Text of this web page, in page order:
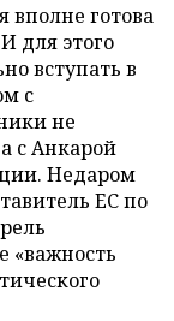
вполне готова
для этого
вступать в
с
не
с Анкарой
Недаром
ЕС по
«важность